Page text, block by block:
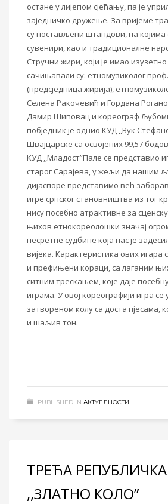
остане у лијепом сјећању, па је
заједничко дружење. За вријеме
су постављени штандови, на којима
сувенири, као и традиционалне
Стручни жири, који је имао
сачињавали су: етномузиколог
(предсједница жирија),
Селена Ракочевић и Гордана
Дамир Шиповац и кореограф
побједник је однио КУД ,,Вук
Швајцарске са освојених 99,57
КУД ,,Младост”Пале се представио
старог Сарајева, у жељи да нашим
дијаспоре представимо већ
игре српског становништва из тог
нису посебно атрактивне за
њихов етнокореолошки значај
несретне судбине која нас је
вијека. Карактеристика ових игара
и префињени кораци, са лаганим
ситним трескањем, које даје
играма. У овој кореографији игра
затвореном колу са доста пјесама,
и шаљив тон.
PUBLISHED IN АКТУЕЛНОСТИ
ТРЕЋА
,,ЗЛАТНО КОЛО”